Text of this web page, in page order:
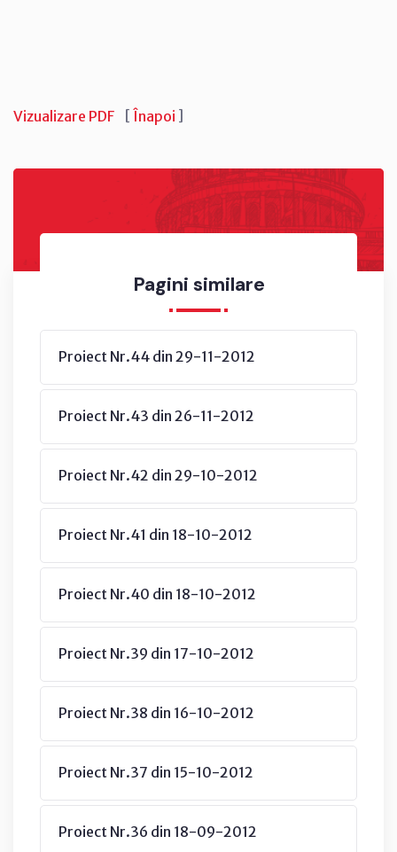
Pagini similare
Proiect Nr.44 din 29-11-2012
Proiect Nr.43 din 26-11-2012
Proiect Nr.42 din 29-10-2012
Proiect Nr.41 din 18-10-2012
Proiect Nr.40 din 18-10-2012
Proiect Nr.39 din 17-10-2012
Proiect Nr.38 din 16-10-2012
Proiect Nr.37 din 15-10-2012
Proiect Nr.36 din 18-09-2012
Vizualizare PDF [ Înapoi ]